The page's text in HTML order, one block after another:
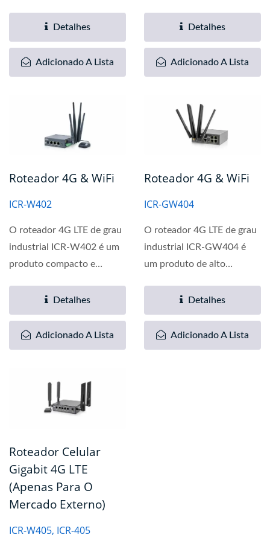
Detalhes
Adicionado A Lista
Detalhes
Adicionado A Lista
Roteador 4G & WiFi
ICR-W402
O roteador 4G LTE de grau
industrial ICR-W402 é um
produto compacto e
Detalhes
Adicionado A Lista
Roteador 4G & WiFi
ICR-GW404
O roteador 4G LTE de grau
industrial ICR-GW404 é
um produto de alto
efetivo...
Detalhes
Adicionado A Lista
Roteador Celular
Gigabit 4G LTE
(Apenas Para O
Mercado Externo)
ICR-W405, ICR-405